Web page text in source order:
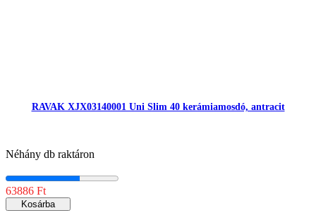
RAVAK XJX03140001 Uni Slim 40 kerámiamosdó, antracit
Néhány db raktáron
63886 Ft
Kosárba